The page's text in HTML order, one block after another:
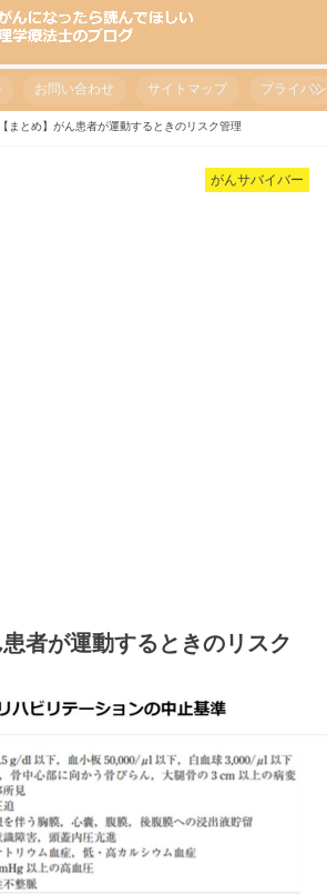
お問い合わせ サイトマップ プライバ
【まとめ】がん患者が運動するときのリスク管理
がんサバイバー
患者が運動するときのリスク